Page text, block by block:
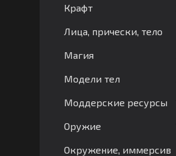
Крафт
Лица, прически, тело
Магия
Модели тел
Моддерские ресурсы
Оружие
Окружение, иммерсив